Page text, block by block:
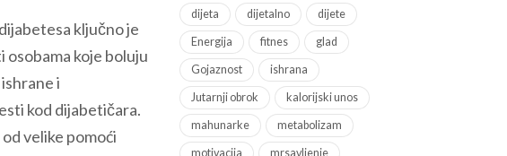
ključno je
koje boluju
i
kod dijabetičara.
velike pomoći
dijeta dijetalno dijete
Energija fitnes glad
Gojaznost ishrana
Jutarnji obrok kalorijski unos
mahunarke metabolizam
motivacija mrsavljenje